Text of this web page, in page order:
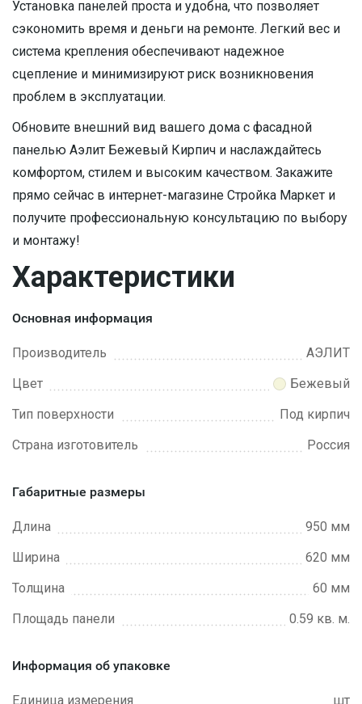
Установка панелей проста и удобна, что позволяет
сэкономить время и деньги на ремонте. Легкий вес и
система крепления обеспечивают надежное
сцепление и минимизируют риск возникновения
проблем в эксплуатации.
Обновите внешний вид вашего дома с фасадной
панелью Аэлит Бежевый Кирпич и наслаждайтесь
комфортом, стилем и высоким качеством. Закажите
прямо сейчас в интернет-магазине Стройка Маркет и
получите профессиональную консультацию по выбору
и монтажу!
Характеристики
Основная информация
Производитель
АЭЛИТ
Цвет
Бежевый
Тип поверхности
Под кирпич
Страна изготовитель
Россия
Габаритные размеры
Длина
950 мм
Ширина
620 мм
Толщина
60 мм
Площадь панели
0.59 кв. м.
Информация об упаковке
Единица измерения шт